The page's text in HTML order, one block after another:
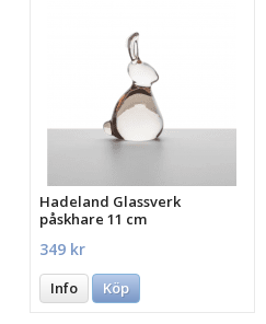
Hadeland Glassverk
påskhare 11 cm
349 kr
Info Köp